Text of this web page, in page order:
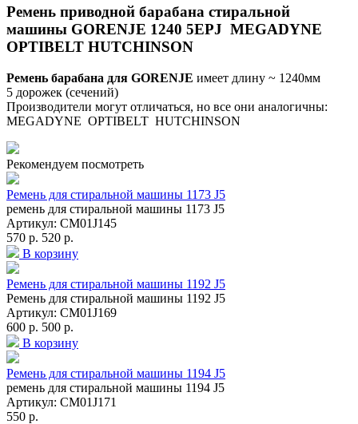
Ремень приводной барабана стиральной
машины GORENJE 1240 5EPJ MEGADYNE
OPTIBELT HUTCHINSON
Ремень барабана для GORENJE имеет длину ~ 1240мм
5 дорожек (сечений)
Производители могут отличаться, но все они аналогичны:
MEGADYNE OPTIBELT HUTCHINSON
Рекомендуем посмотреть
Ремень для стиральной машины 1173 J5
ремень для стиральной машины 1173 J5
Артикул: СМ01J145
570 р. 520 р.
В корзину
Ремень для стиральной машины 1192 J5
Ремень для стиральной машины 1192 J5
Артикул: СМ01J169
600 р. 500 р.
В корзину
Ремень для стиральной машины 1194 J5
ремень для стиральной машины 1194 J5
Артикул: СМ01J171
550 р.